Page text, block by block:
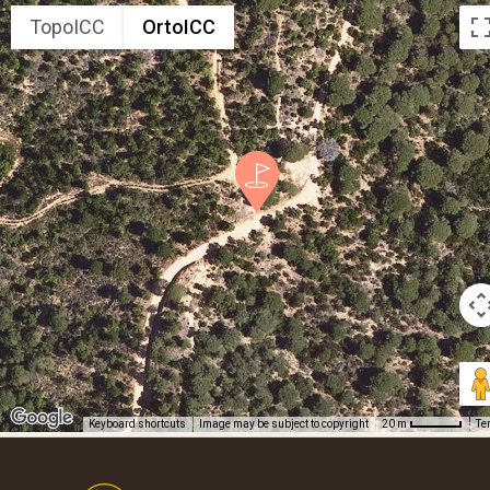
TopoICC OrtoICC
Keyboard shortcuts Image may be subject to copyright 20 m